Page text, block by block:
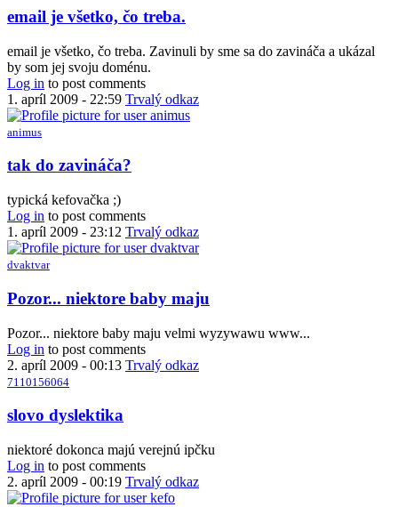
email
kefo
In
reply
cez
e-
mail?
:-)
by
petiar
email je všetko, čo treba.
email je všetko, čo treba. Zavinuli by sme sa do zavináča a ukázal
by som jej svoju doménu.
Log in to post comments
1. apríl 2009 - 22:59 Trvalý odkaz
animus
In
reply
to
email
je
všetko,
čo
treba.
by
kefo
tak do zavináča?
typická kefovačka ;)
Log in to post comments
1. apríl 2009 - 23:12 Trvalý odkaz
dvaktvar
In
reply
to
email
je
všetko,
čo
treba.
by
Pozor... niektore baby maju
Pozor... niektore baby maju velmi wyzywawu www...
Log in to post comments
2. apríl 2009 - 00:13 Trvalý odkaz
7110156064
In
reply
to
Pozor...
niektore
baby
slovo dyslektika
niektoré dokonca majú verejnú ipčku
Log in to post comments
2. apríl 2009 - 00:19 Trvalý odkaz